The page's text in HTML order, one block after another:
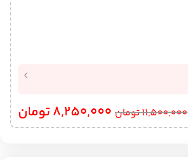
11,500,000تومان 8,250,000تومان